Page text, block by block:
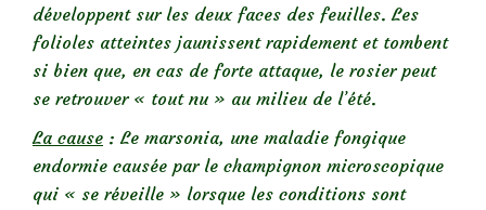
développent sur les deux faces des feuilles. Les
folioles atteintes jaunissent rapidement et tombent
si bien que, en cas de forte attaque, le rosier peut
se retrouver « tout nu » au milieu de l’été.
La cause : Le marsonia, une maladie fongique
endormie causée par le champignon microscopique
qui « se réveille » lorsque les conditions sont